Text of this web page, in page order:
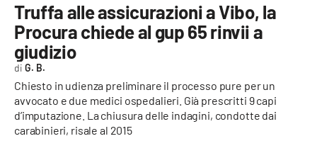
LAC NETWORK
LAC ONAIR
LaC
Network
LACPLAY.IT
Truffa alle assicurazioni a Vibo, la
Procura chiede al gup 65 rinvii a
giudizio
Chiesto in udienza preliminare il processo pure per un
avvocato e due medici ospedalieri. Già prescritti 9 capi
d’imputazione. La chiusura delle indagini, condotte dai
carabinieri, risale al 2015
G. B.